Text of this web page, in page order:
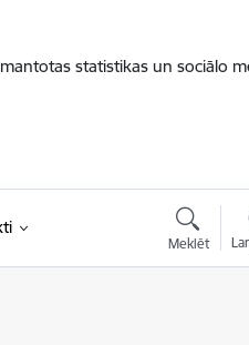
statistikas un sociālo
Meklēt